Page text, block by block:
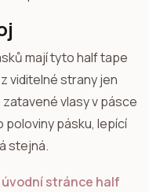
mají tyto half tape
viditelné strany jen
vlasy v pásce
poloviny pásku, lepící
stejná.
úvodní stránce half